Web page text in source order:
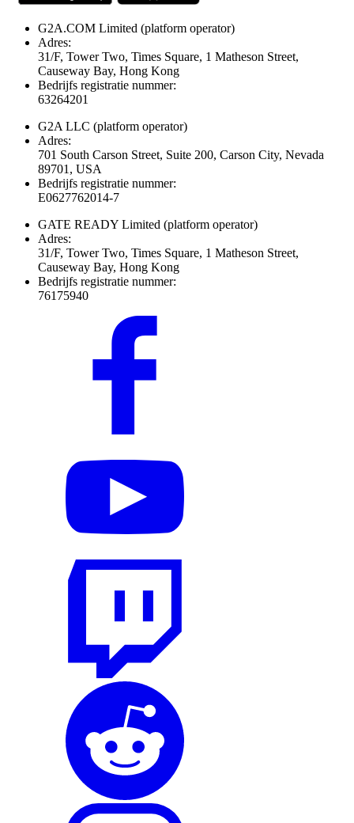
G2A.COM Limited (platform operator)
Adres:
31/F, Tower Two, Times Square, 1 Matheson Street,
Causeway Bay, Hong Kong
Bedrijfs registratie nummer:
63264201
G2A LLC (platform operator)
Adres:
701 South Carson Street, Suite 200, Carson City, Nevada
89701, USA
Bedrijfs registratie nummer:
E0627762014-7
GATE READY Limited (platform operator)
Adres:
31/F, Tower Two, Times Square, 1 Matheson Street,
Causeway Bay, Hong Kong
Bedrijfs registratie nummer:
76175940